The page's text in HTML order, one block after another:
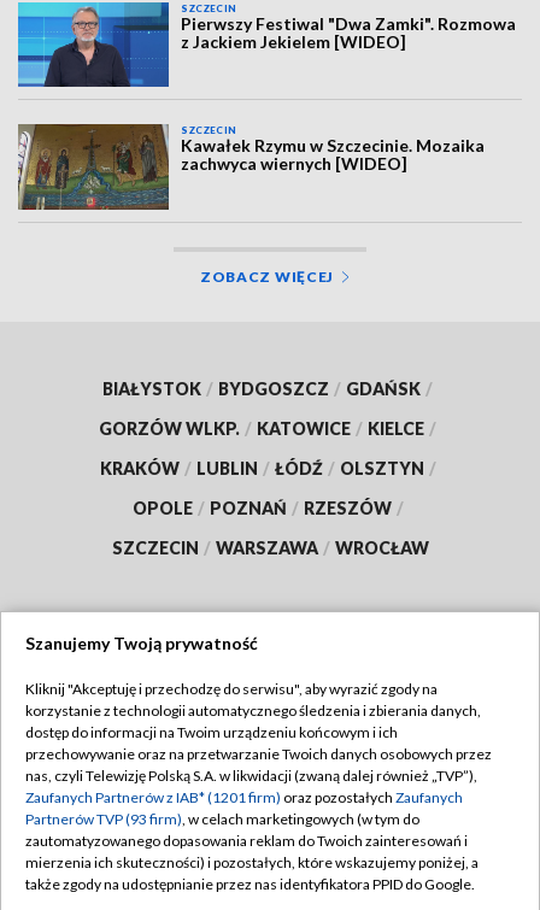
SZCZECIN
Pierwszy Festiwal "Dwa Zamki". Rozmowa
z Jackiem Jekielem [WIDEO]
SZCZECIN
Kawałek Rzymu w Szczecinie. Mozaika
zachwyca wiernych [WIDEO]
ZOBACZ WIĘCEJ
BIAŁYSTOK / BYDGOSZCZ / GDAŃSK /
GORZÓW WLKP. / KATOWICE / KIELCE /
KRAKÓW / LUBLIN / ŁÓDŹ / OLSZTYN /
OPOLE / POZNAŃ / RZESZÓW /
SZCZECIN / WARSZAWA / WROCŁAW
TVP
Abonament TVP
Emisja w TVP
Centrum informacji TVP
Naziemna Telewizja Cyfrowa
Regulamin TVP
Polityka prywatności
Moje zgody
Pomoc
Szanujemy Twoją prywatność
Kliknij "Akceptuję i przechodzę do serwisu", aby wyrazić zgody na
korzystanie z technologii automatycznego śledzenia i zbierania danych,
dostęp do informacji na Twoim urządzeniu końcowym i ich
przechowywanie oraz na przetwarzanie Twoich danych osobowych przez
nas, czyli Telewizję Polską S.A. w likwidacji (zwaną dalej również „TVP”),
Zaufanych Partnerów z IAB* (1201 firm) oraz pozostałych Zaufanych
Partnerów TVP (93 firm), w celach marketingowych (w tym do
zautomatyzowanego dopasowania reklam do Twoich zainteresowań i
mierzenia ich skuteczności) i pozostałych, które wskazujemy poniżej, a
także zgody na udostępnianie przez nas identyfikatora PPID do Google.